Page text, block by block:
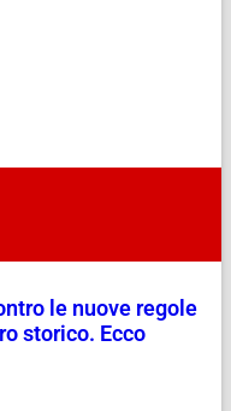
le nuove regole
storico. Ecco